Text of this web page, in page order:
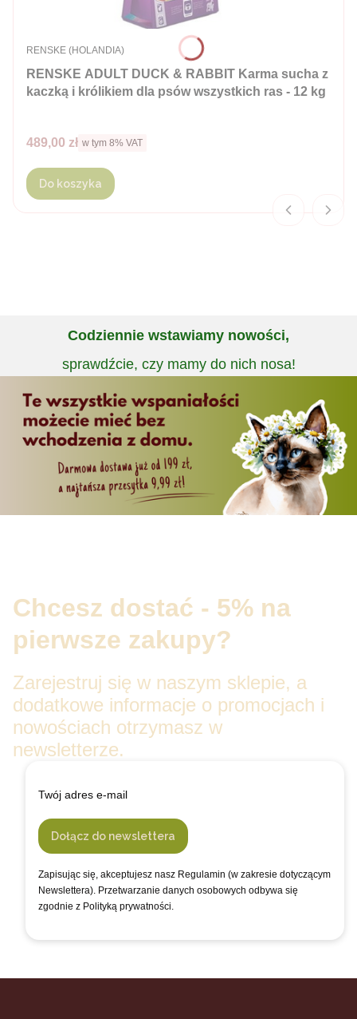
RENSKE ADULT DUCK & RABBIT Karma sucha z
kaczką i królikiem dla psów wszystkich ras - 12 kg
PRODUCENT
RENSKE (HOLANDIA)
Cena brutto
489,00 zł w tym %s VAT
w tym 8% VAT
Do koszyka
Codziennie wstawiamy nowości,
sprawdźcie, czy mamy do nich nosa!
Chcesz dostać - 5% na
pierwsze zakupy?
Zarejestruj się w naszym sklepie, a
dodatkowe informacje o promocjach i
nowościach otrzymasz w
newsletterze.
Twój adres e-mail
Dołącz do newslettera
Zapisując się, akceptujesz nasz Regulamin (w zakresie dotyczącym
Newslettera). Przetwarzanie danych osobowych odbywa się
zgodnie z Polityką prywatności.